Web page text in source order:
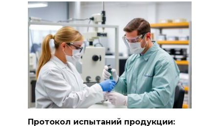
Протокол испытаний продукции: